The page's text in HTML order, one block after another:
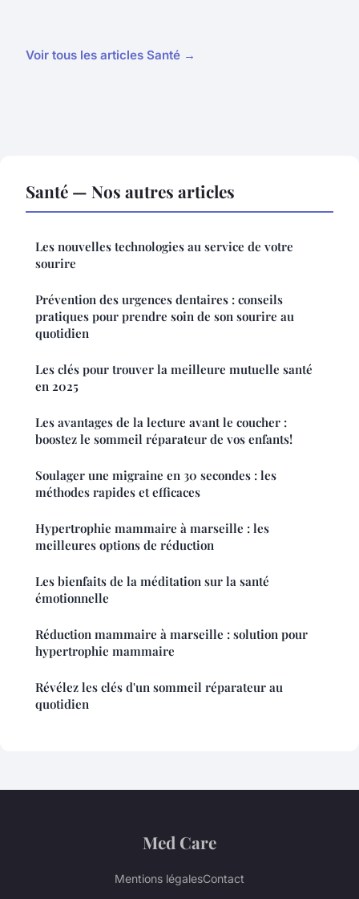
Voir tous les articles Santé →
Santé — Nos autres articles
Les nouvelles technologies au service de votre
sourire
Prévention des urgences dentaires : conseils
pratiques pour prendre soin de son sourire au
quotidien
Les clés pour trouver la meilleure mutuelle santé
en 2025
Les avantages de la lecture avant le coucher :
boostez le sommeil réparateur de vos enfants!
Soulager une migraine en 30 secondes : les
méthodes rapides et efficaces
Hypertrophie mammaire à marseille : les
meilleures options de réduction
Les bienfaits de la méditation sur la santé
émotionnelle
Réduction mammaire à marseille : solution pour
hypertrophie mammaire
Révélez les clés d'un sommeil réparateur au
quotidien
Med Care
Mentions légalesContact